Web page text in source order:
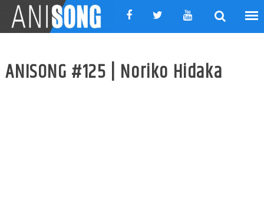
content
ANISONG #125 | Noriko Hidaka